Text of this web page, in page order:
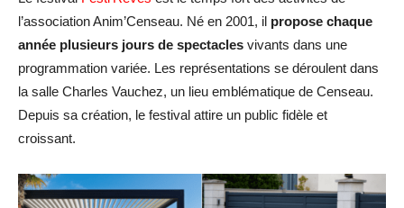
l’association Anim’Censeau. Né en 2001, il propose chaque
année plusieurs jours de spectacles vivants dans une
programmation variée. Les représentations se déroulent dans
la salle Charles Vauchez, un lieu emblématique de Censeau.
Depuis sa création, le festival attire un public fidèle et
croissant.